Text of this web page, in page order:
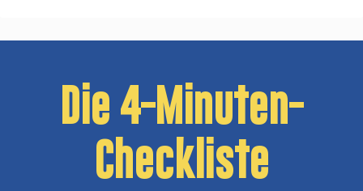
Die 4-Minuten-
Checkliste